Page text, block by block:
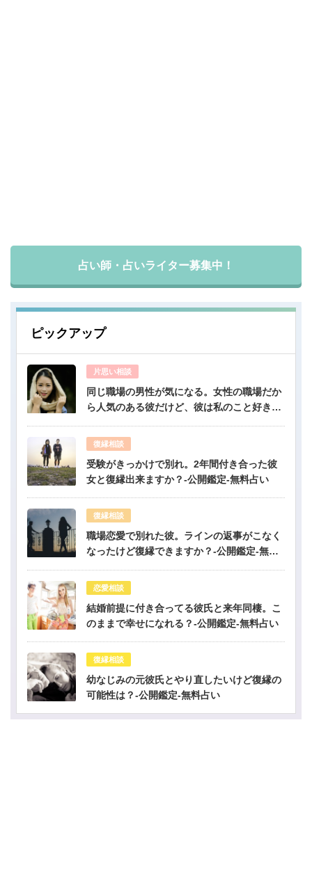
占い師・占いライター募集中！
ピックアップ
片思い相談
同じ職場の男性が気になる。女性の職場だか
ら人気のある彼だけど、彼は私のこと好き？-
復縁相談
受験がきっかけで別れ。2年間付き合った彼
女と復縁出来ますか？-公開鑑定-無料占い
復縁相談
職場恋愛で別れた彼。ラインの返事がこなく
なったけど復縁できますか？-公開鑑定-無料
恋愛相談
結婚前提に付き合ってる彼氏と来年同棲。こ
のままで幸せになれる？-公開鑑定-無料占い
復縁相談
幼なじみの元彼氏とやり直したいけど復縁の
可能性は？-公開鑑定-無料占い